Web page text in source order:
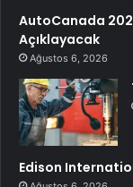
AutoCanada
Açıklayacak
Ağustos 6, 2026
Edison